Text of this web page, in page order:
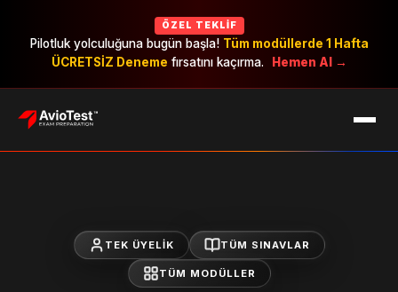
ÖZEL TEKLIF
Pilotluk yolculuğuna bugün başla! Tüm modüllerde 1 Hafta
ÜCRETSİZ Deneme fırsatını kaçırma. Hemen Al →
TEK ÜYELIK TÜM SINAVLAR
TÜM MODÜLLER